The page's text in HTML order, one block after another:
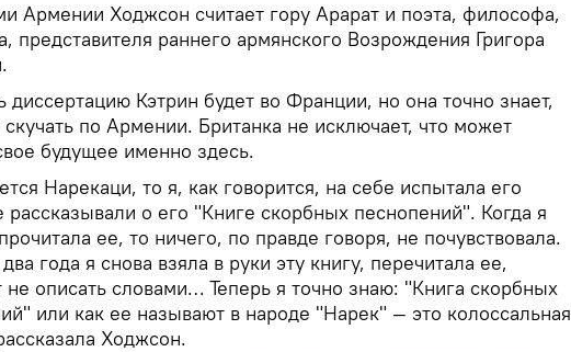
Армении Ходжсон считает гору Арарат и поэта, философа,
представителя раннего армянского Возрождения Григора
диссертацию Кэтрин будет во Франции, но она точно знает,
скучать по Армении. Британка не исключает, что может
будущее именно здесь.
Нарекаци, то я, как говорится, на себе испытала его
рассказывали о его "Книге скорбных песнопений". Когда я
ее, то ничего, по правде говоря, не почувствовала.
года я снова взяла в руки эту книгу, перечитала ее,
не описать словами… Теперь я точно знаю: "Книга скорбных
или как ее называют в народе "Нарек" — это колоссальная
Ходжсон.